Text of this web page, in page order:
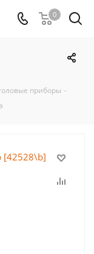
0
приборы -